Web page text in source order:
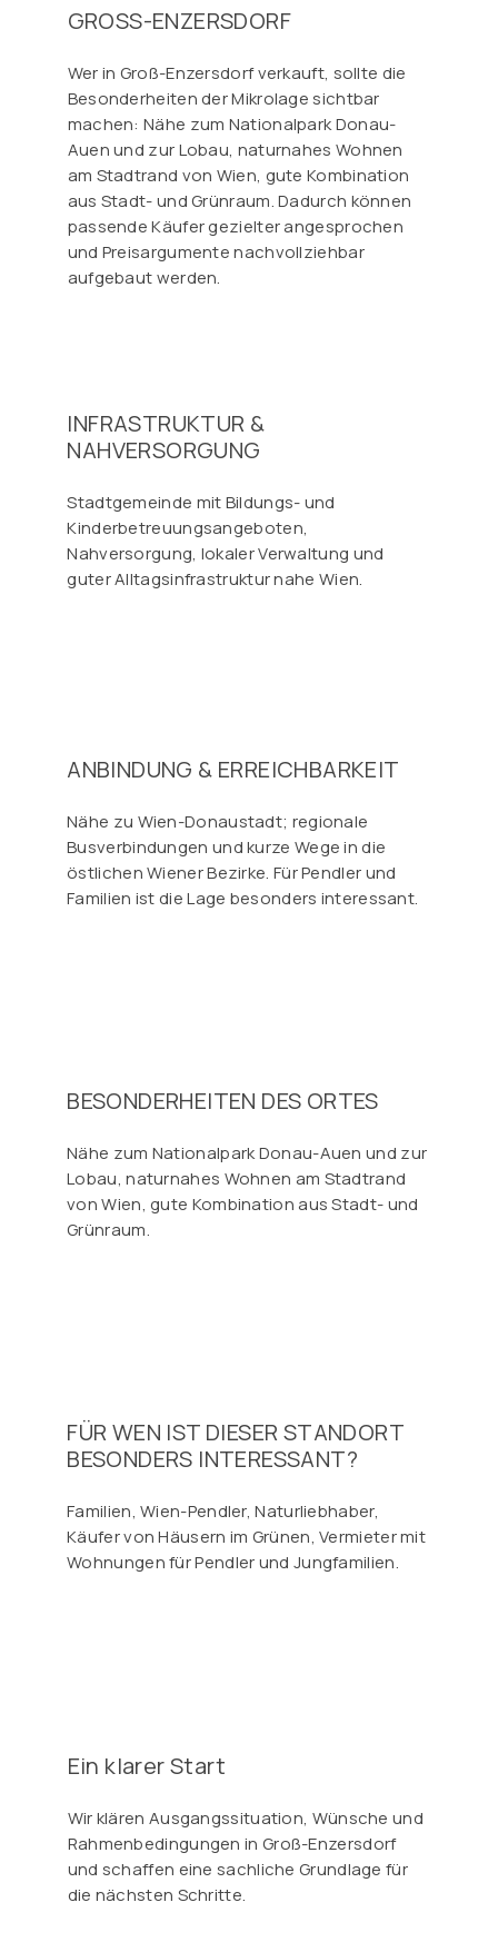
GROSS-ENZERSDORF
Wer in Groß-Enzersdorf verkauft, sollte die
Besonderheiten der Mikrolage sichtbar
machen: Nähe zum Nationalpark Donau-
Auen und zur Lobau, naturnahes Wohnen
am Stadtrand von Wien, gute Kombination
aus Stadt- und Grünraum. Dadurch können
passende Käufer gezielter angesprochen
und Preisargumente nachvollziehbar
aufgebaut werden.
INFRASTRUKTUR &
NAHVERSORGUNG
Stadtgemeinde mit Bildungs- und
Kinderbetreuungsangeboten,
Nahversorgung, lokaler Verwaltung und
guter Alltagsinfrastruktur nahe Wien.
ANBINDUNG & ERREICHBARKEIT
Nähe zu Wien-Donaustadt; regionale
Busverbindungen und kurze Wege in die
östlichen Wiener Bezirke. Für Pendler und
Familien ist die Lage besonders interessant.
BESONDERHEITEN DES ORTES
Nähe zum Nationalpark Donau-Auen und zur
Lobau, naturnahes Wohnen am Stadtrand
von Wien, gute Kombination aus Stadt- und
Grünraum.
FÜR WEN IST DIESER STANDORT
BESONDERS INTERESSANT?
Familien, Wien-Pendler, Naturliebhaber,
Käufer von Häusern im Grünen, Vermieter mit
Wohnungen für Pendler und Jungfamilien.
Ein klarer Start
Wir klären Ausgangssituation, Wünsche und
Rahmenbedingungen in Groß-Enzersdorf
und schaffen eine sachliche Grundlage für
die nächsten Schritte.